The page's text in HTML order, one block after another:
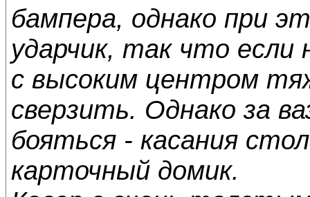
бампера, однако при
ударчик, так что если
с высоким центром
сверзить. Однако за
бояться - касания
карточный домик.